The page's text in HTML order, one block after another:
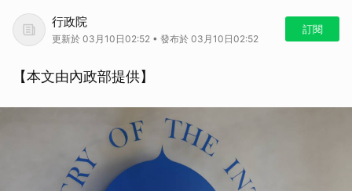
行政院
更新於 03月10日02:52 • 發布於 03月10日02:52
訂閱
【本文由內政部提供】